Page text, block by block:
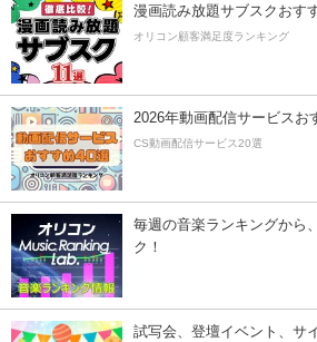
漫画読み放題サブスクおす
オリコン顧客満足度ランキング
2026年動画配信サービスお
CS動画配信サービス20選
毎週の音楽ランキングから
ク！
試写会、登壇イベント、サ